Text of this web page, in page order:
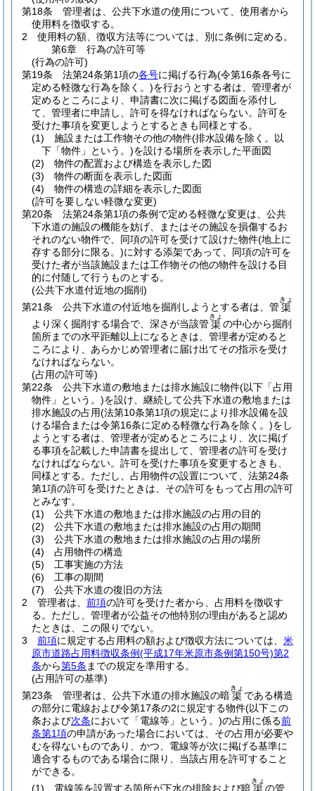
第18条
管理者は、公共下水道の使用について、使用者から
使用料を徴収する。
2
使用料の額、徴収方法等については、別に条例に定める。
第6章
行為の許可等
(行為の許可)
第19条
法第24条第1項の各号に掲げる行為(令第16条各号に
定める軽微な行為を除く。)を行おうとする者は、管理者が
定めるところにより、申請書に次に掲げる図面を添付し
て、管理者に申請し、許可を得なければならない。 許可を
受けた事項を変更しようとするときも同様とする。
(1)
施設または工作物その他の物件(排水設備を除く。以
下「物件」という。)を設ける場所を表示した平面図
(2)
物件の配置および構造を表示した図
(3)
物件の断面を表示した図面
(4)
物件の構造の詳細を表示した図面
(許可を要しない軽微な変更)
第20条
法第24条第1項の条例で定める軽微な変更は、公共
下水道の施設の機能を妨げ、またはその施設を損傷するお
それのない物件で、同項の許可を受けて設けた物件(地上に
存する部分に限る。)に対する添架であって、同項の許可を
受けた者が当該施設または工作物その他の物件を設ける目
的に付随して行うものとする。
(公共下水道付近地の掘削)
第21条
公共下水道の付近地を掘削しようとする者は、管 渠
きょ
より深く掘削する場合で、深さが当該管 渠
きょ
の中心から掘削
箇所までの水平距離以上になるときは、管理者が定めると
ころにより、あらかじめ管理者に届け出てその指示を受け
なければならない。
(占用の許可等)
第22条
公共下水道の敷地または排水施設に物件(以下「占用
物件」という。)を設け、継続して公共下水道の敷地または
排水施設の占用(法第10条第1項の規定により排水設備を設
ける場合または令第16条に定める軽微な行為を除く。)をし
ようとする者は、管理者が定めるところにより、次に掲げ
る事項を記載した申請書を提出して、管理者の許可を受け
なければならない。 許可を受けた事項を変更するときも、
同様とする。 ただし、占用物件の設置について、法第24条
第1項の許可を受けたときは、その許可をもって占用の許可
とみなす。
(1)
公共下水道の敷地または排水施設の占用の目的
(2)
公共下水道の敷地または排水施設の占用の期間
(3)
公共下水道の敷地または排水施設の占用の場所
(4)
占用物件の構造
(5)
工事実施の方法
(6)
工事の期間
(7)
公共下水道の復旧の方法
2
管理者は、 前項の許可を受けた者から、占用料を徴収す
る。 ただし、管理者が公益その他特別の理由があると認め
たときは、この限りでない。
3
前項に規定する占用料の額および徴収方法については、 米
原市道路占用料徴収条例(平成17年米原市条例第150号)第2
条から第5条 までの規定を準用する。
(占用許可の基準)
第23条
管理者は、公共下水道の排水施設の暗渠
きょ
である構造
の部分に電線および令第17条の2に規定する物件(以下この
条および次条において「電線等」という。)の占用に係る前
条第1項の申請があった場合においては、その占用が必要や
むを得ないものであり、かつ、電線等が次に掲げる基準に
適合するものである場合に限り、当該占用を許可すること
ができる。
(1)
電線等を設置する箇所が下水の排除および暗
きょ
の管